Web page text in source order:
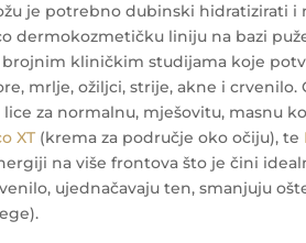
je potrebno dubinski hidratizirati i
dermokozmetičku liniju na bazi
brojnim kliničkim studijama koje
mrlje, ožiljci, strije, akne i
lice za normalnu, mješovitu, masnu
XT (krema za područje oko očiju), te
na više frontova što je čini
ujednačavaju ten, smanjuju